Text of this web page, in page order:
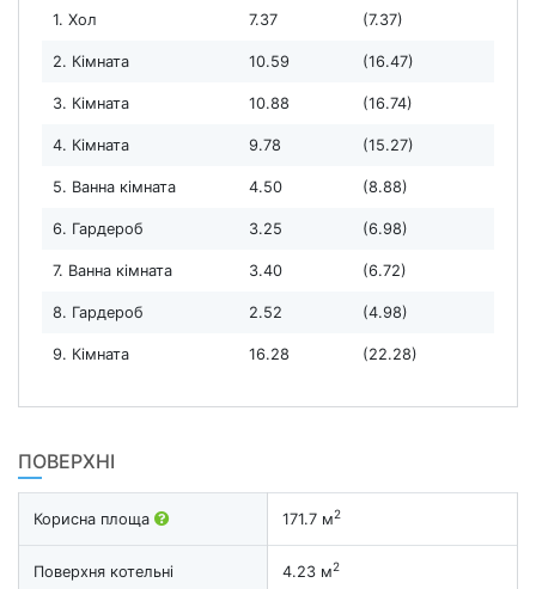
1. Хол 7.37 (7.37)
2. Кімната 10.59 (16.47)
3. Кімната 10.88 (16.74)
4. Кімната 9.78 (15.27)
5. Ванна кімната 4.50 (8.88)
6. Гардероб 3.25 (6.98)
7. Ванна кімната 3.40 (6.72)
8. Гардероб 2.52 (4.98)
9. Кімната 16.28 (22.28)
ПОВЕРХНІ
Корисна площа 171.7 м2
Поверхня котельні 4.23 м2